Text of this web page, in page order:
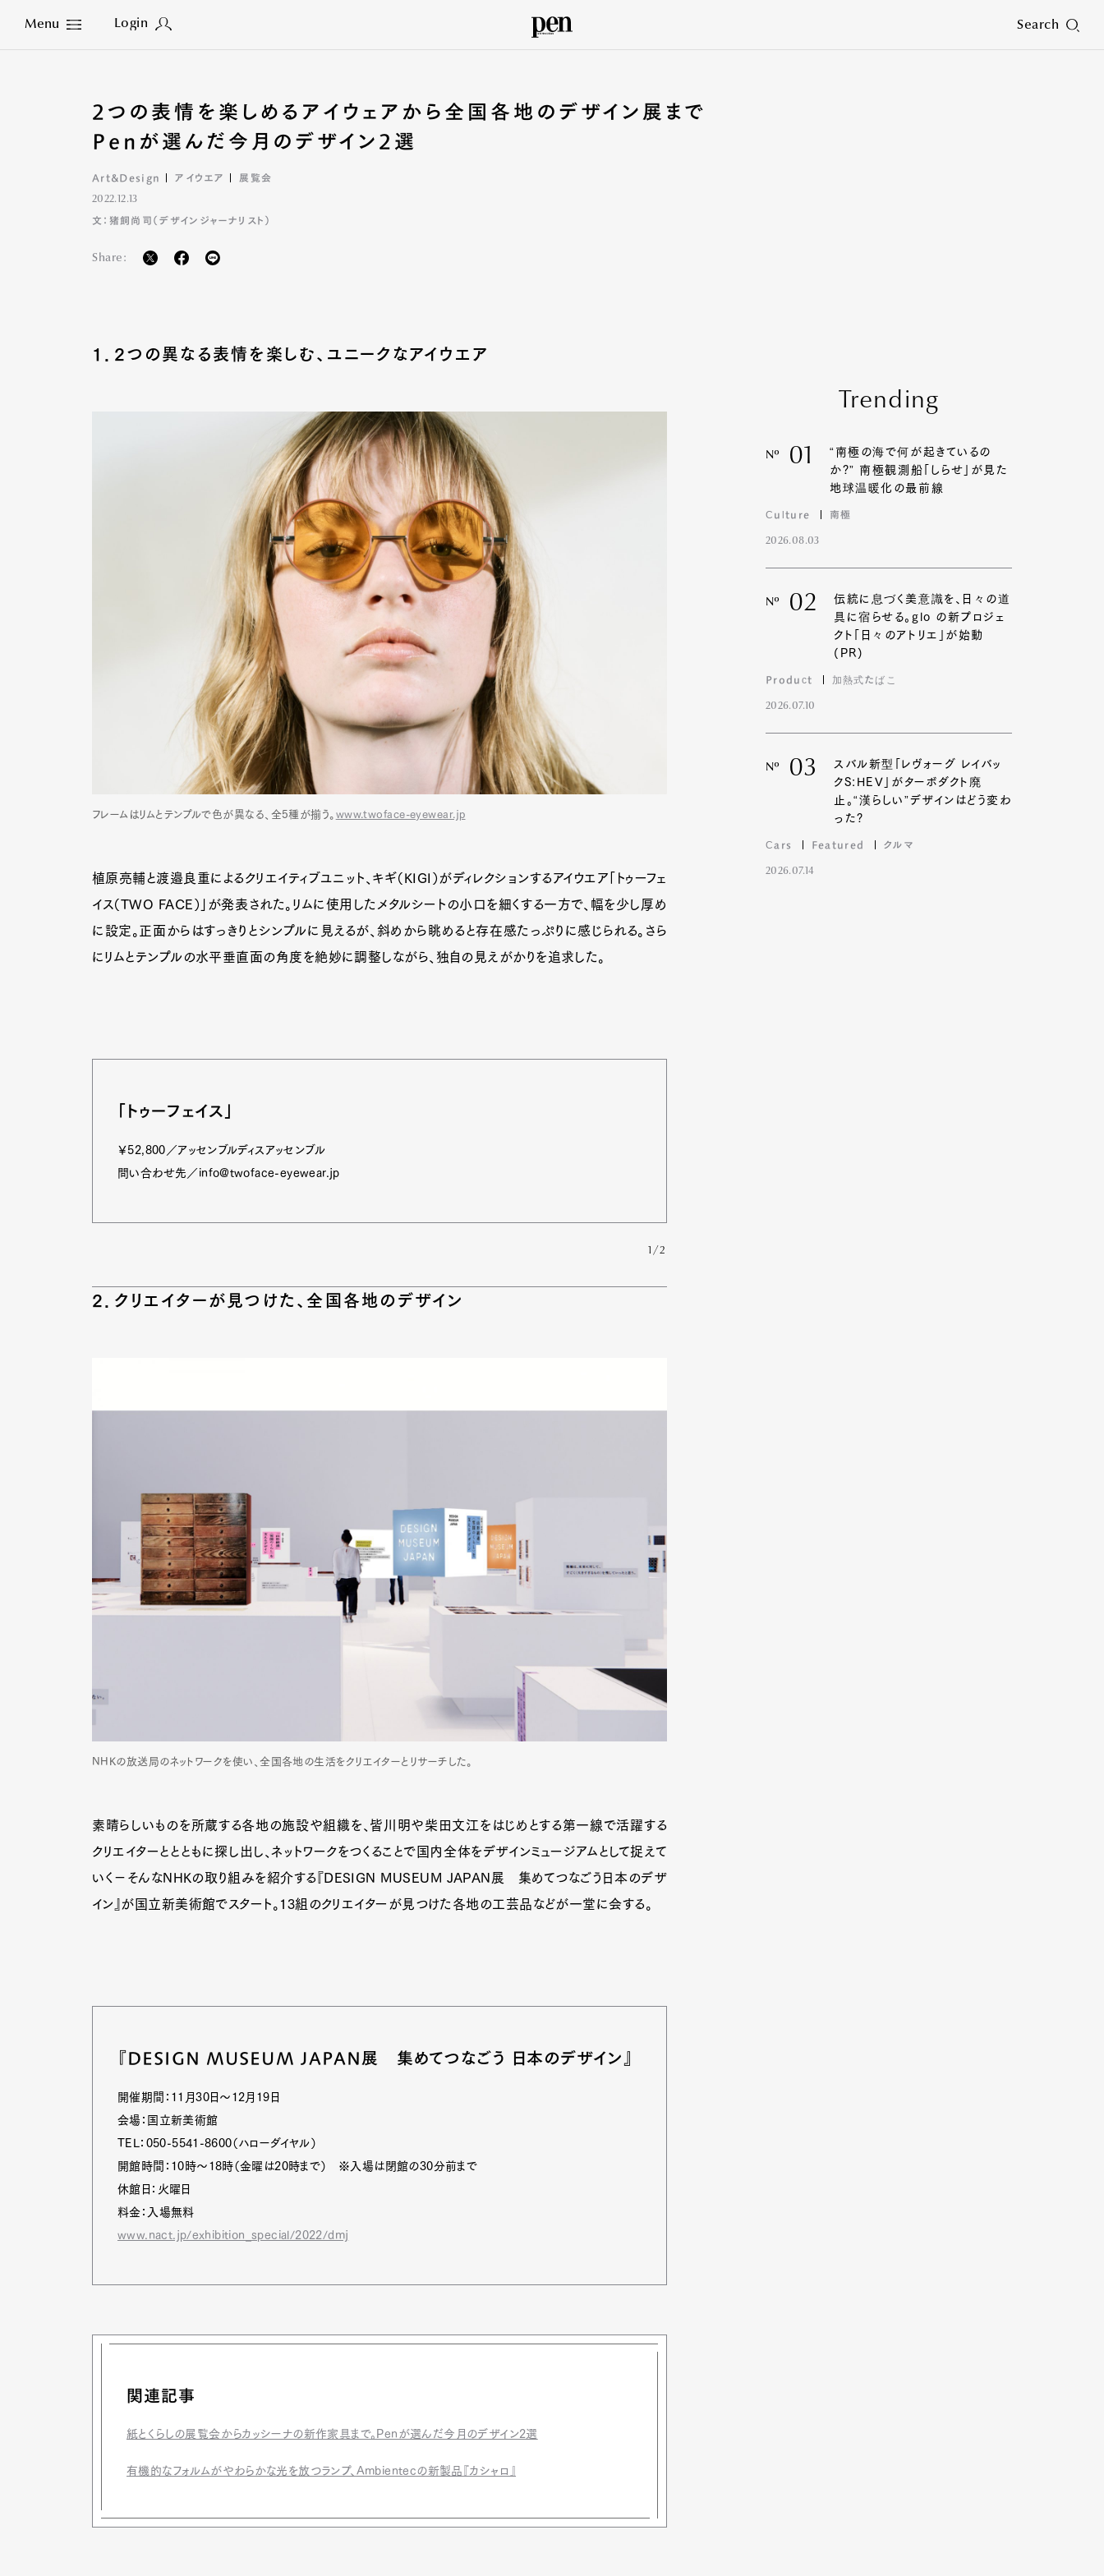
Menu Login Search
Close
Art&Design
Lifestyle
Pen Membership Magazine Official Columnist
2つの表情を楽しめるアイウェアから全国各地のデザイン展まで
Penが選んだ今月のデザイン2選
Art&Design アイウエア 展覧会
2022.12.13
文：猪飼尚司（デザインジャーナリスト）
Share:
1．2つの異なる表情を楽しむ、ユニークなアイウエア
フレームはリムとテンプルで色が異なる、全5種が揃う。 www.twoface-eyewear.jp
植原亮輔と渡邉良重によるクリエイティブユニット、キギ（KIGI）がディレクションするアイウエア「トゥーフェ
イス（TWO FACE）」が発表された。リムに使用したメタルシートの小口を細くする一方で、幅を少し厚め
に設定。正面からはすっきりとシンプルに見えるが、斜めから眺めると存在感たっぷりに感じられる。さら
にリムとテンプルの水平垂直面の角度を絶妙に調整しながら、独自の見えがかりを追求した。
「トゥーフェイス」
￥52,800／アッセンブルディスアッセンブル
問い合わせ先／info@twoface-eyewear.jp
1/2
2．クリエイターが見つけた、全国各地のデザイン
NHKの放送局のネットワークを使い、全国各地の生活をクリエイターとリサーチした。
素晴らしいものを所蔵する各地の施設や組織を、皆川明や柴田文江をはじめとする第一線で活躍する
クリエイターととともに探し出し、ネットワークをつくることで国内全体をデザインミュージアムとして捉えて
いく－そんなNHKの取り組みを紹介する『DESIGN MUSEUM JAPAN展 集めてつなごう日本のデザ
イン』が国立新美術館でスタート。13組のクリエイターが見つけた各地の工芸品などが一堂に会する。
『DESIGN MUSEUM JAPAN展 集めてつなごう 日本のデザイン』
開催期間：11月30日～12月19日
会場：国立新美術館
TEL：050-5541-8600（ハローダイヤル）
開館時間：10時～18時（金曜は20時まで） ※入場は閉館の30分前まで
休館日：火曜日
料金：入場無料
www.nact.jp/exhibition_special/2022/dmj
関連記事
紙とくらしの展覧会からカッシーナの新作家具まで。Penが選んだ今月のデザイン2選
有機的なフォルムがやわらかな光を放つランプ、Ambientecの新製品『カシャロ』
Trending
Nº 01
“南極の海で何が起きているの
か?” 南極観測船「しらせ」が見た
地球温暖化の最前線
Culture 南極
2026.08.03
Nº 02
伝統に息づく美意識を、日々の道
具に宿らせる。glo の新プロジェ
クト「日々のアトリエ」が始動
(PR)
Product 加熱式たばこ
2026.07.10
Nº 03
スバル新型「レヴォーグ レイバッ
クS:HEV」がターボダクト廃
止。“漢らしい”デザインはどう変わ
った?
Cars Featured クルマ
2026.07.14